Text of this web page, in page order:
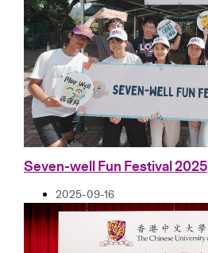
Seven-well Fun Festival 2025
2025-09-16